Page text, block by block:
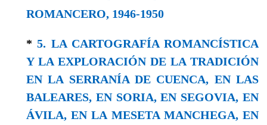
ROMANCERO, 1946-1950
*5. LA CARTOGRAFÍA ROMANCÍSTICA
Y LA EXPLORACIÓN DE LA TRADICIÓN
EN LA SERRANÍA DE CUENCA, EN LAS
BALEARES, EN SORIA, EN SEGOVIA, EN
ÁVILA, EN LA MESETA MANCHEGA, EN